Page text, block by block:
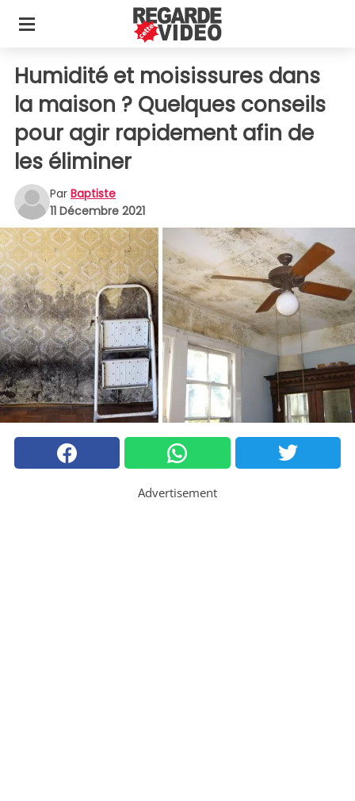
Humidité et moisissures dans
la maison ? Quelques conseils
pour agir rapidement afin de
les éliminer
Par Baptiste
11 Décembre 2021
Advertisement